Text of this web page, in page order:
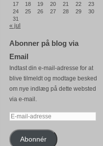
17
18 19 20 21 22
23
24
25 26 27 28 29
30
31
« jul
Abonner på blog via
Email
Indtast din e-mail-adresse for at
blive tilmeldt og modtage besked
om nye indlæg på dette websted
via e-mail.
E-
adresseAbonnér